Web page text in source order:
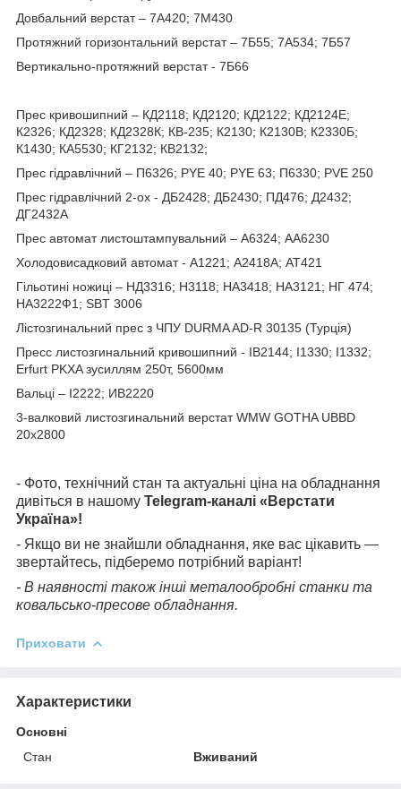
Довбальний верстат – 7А420; 7М430
Протяжний горизонтальний верстат – 7Б55; 7А534; 7Б57
Вертикально-протяжний верстат - 7Б66
Прес кривошипний – КД2118; КД2120; КД2122; КД2124Е;
К2326; КД2328; КД2328К; КВ-235; К2130; К2130В; К2330Б;
К1430; КА5530; КГ2132; КВ2132;
Прес гідравлічний – П6326; PYE 40; PYE 63; П6330; PVE 250
Прес гідравлічний 2-ох - ДБ2428; ДБ2430; ПД476; Д2432;
ДГ2432А
Прес автомат листоштампувальний – А6324; АА6230
Холодовисадковий автомат - А1221; А2418А; АТ421
Гільотині ножиці – НД3316; Н3118; НА3418; НА3121; НГ 474;
НА3222Ф1; SBT 3006
Лістозгинальний прес з ЧПУ DURMA AD-R 30135 (Турція)
Пресс листозгинальний кривошипний - ІВ2144; І1330; І1332;
Erfurt PKXA зусиллям 250т, 5600мм
Вальці – І2222; ИВ2220
3-валковий листозгинальний верстат WMW GOTHA UBBD
20х2800
- Фото, технічний стан та актуальні ціна на обладнання
дивіться в нашому Telegram-каналі «Верстати
Україна»!
- Якщо ви не знайшли обладнання, яке вас цікавить —
звертайтесь, підберемо потрібний варіант!
- В наявності також інші металообробні станки та
ковальсько-пресове обладнання.
Приховати
Характеристики
Основні
Стан
Вживаний